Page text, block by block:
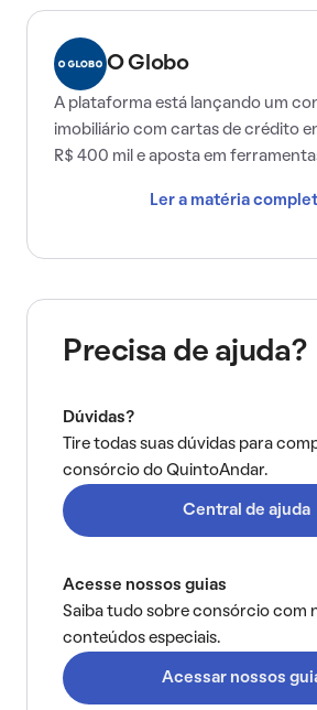
O Globo
A plataforma está lançando um
imobiliário com cartas de crédito
R$ 400 mil e aposta em
Ler a matéria
Precisa de ajuda?
Dúvidas?
Tire todas suas dúvidas para
consórcio do QuintoAndar.
Central de ajuda
Acesse nossos guias
Saiba tudo sobre consórcio com
conteúdos especiais.
Acessar nossos